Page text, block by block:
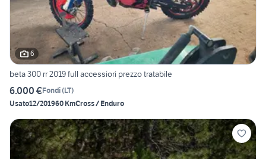
6
beta 300 rr 2019 full accessiori prezzo tratabile
6.000 €Fondi(LT)
Usato12/201960 KmCross / Enduro